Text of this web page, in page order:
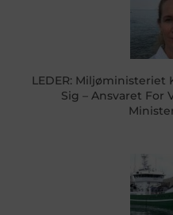
LEDER:
Sig – Ansvaret For